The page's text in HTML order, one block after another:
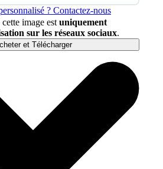
? Contactez-nous
image est uniquement
sur les réseaux sociaux.
et Télécharger